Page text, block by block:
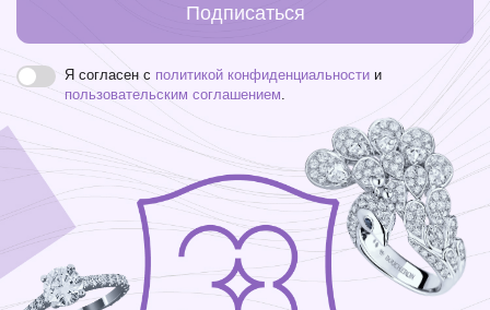
Подписаться
Я согласен с политикой конфиденциальности и
пользовательским соглашением